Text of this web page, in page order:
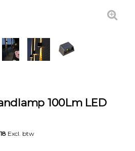
100Lm LED
Excl. btw